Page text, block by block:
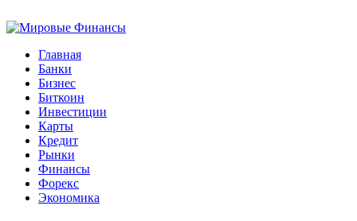
Главная
Банки
Бизнес
Биткоин
Инвестиции
Карты
Кредит
Рынки
Финансы
Форекс
Экономика